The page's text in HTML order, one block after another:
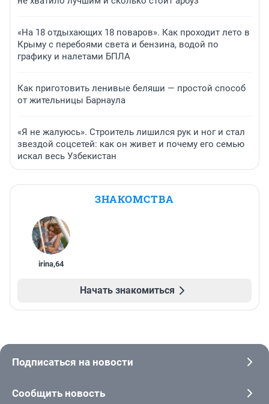
«На 18 отдыхающих 18 поваров». Как проходит лето в
Крыму с перебоями света и бензина, водой по
графику и налетами БПЛА
Как приготовить ленивые беляши — простой способ
от жительницы Барнаула
«Я не жалуюсь». Строитель лишился рук и ног и стал
звездой соцсетей: как он живет и почему его семью
искал весь Узбекистан
ЗНАКОМСТВА
irina,64
Начать знакомиться
Подписаться на новости
Сообщить новость